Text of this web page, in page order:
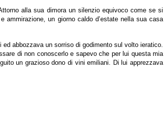
alla sua dimora un silenzio equivoco come se si
un giorno caldo d’estate nella sua casa
abbozzava un sorriso di godimento sul volto ieratico.
di non conoscerlo e sapevo che per lui questa mia
un grazioso dono di vini emiliani. Di lui apprezzava